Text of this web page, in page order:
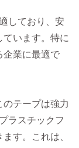
しており、安
います。特に
企業に最適で
テープは強力
ラスチックフ
す。これは、